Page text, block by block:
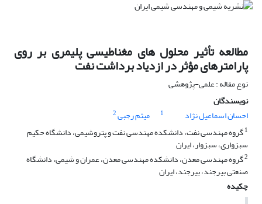
مطالعه تأثیر محلول های مغناطیسی پلیمری بر روی
پارامترهای مؤثر در ازدیاد برداشت نفت
نوع مقاله : علمی-پژوهشی
نویسندگان
احسان اسماعیل نژاد
1 میثم رجبی2
1گروه مهندسی نفت، دانشکده مهندسی نفت و پتروشیمی، دانشگاه حکیم
سبزواری، سبزوار، ایران
2گروه مهندسی معدن، دانشکده مهندسی معدن، عمران و شیمی، دانشگاه
صنعتی بیرجند، بیرجند، ایران
چکیده